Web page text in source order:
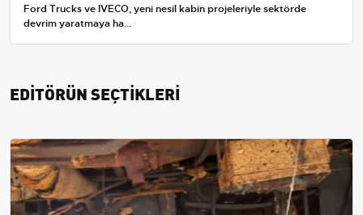
Ford Trucks ve IVECO, yeni nesil kabin projeleriyle sektörde
devrim yaratmaya ha...
EDİTÖRÜN SEÇTİKLERİ